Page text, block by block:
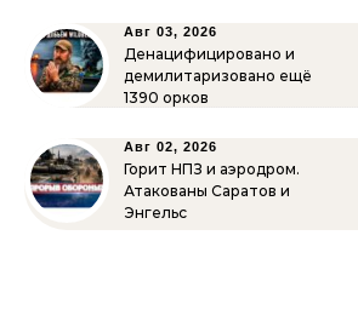
Авг 03, 2026
Денацифицировано и
демилитаризовано ещё
1390 орков
Авг 02, 2026
Горит НПЗ и аэродром.
Атакованы Саратов и
Энгельс